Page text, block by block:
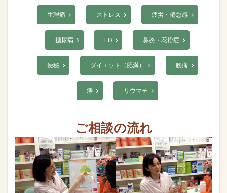
生理痛 ストレス 疲労・倦怠感
糖尿病 ED 鼻炎・花粉症
便秘 ダイエット（肥満） 腰痛
痔 リウマチ
ご相談の流れ